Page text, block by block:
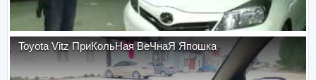
Toyota Vitz ПриКольНая ВеЧнаЯ Япошка